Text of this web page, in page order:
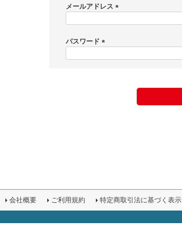
メールアドレス
)
パスワード
会社概要 ご利用規約 特定商取引法に基づく表示